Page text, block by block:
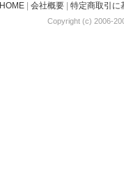
HOME| 会社概要| 特定商取引に
Copyright (c) 2006-